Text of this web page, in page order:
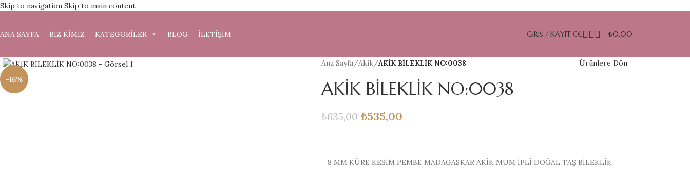
Skip to navigation Skip to main content
ANA SAYFA BİZ KİMİZ KATEGORİLER BLOG İLETİŞİM GIRIŞ / KAYIT OL ₺0,00
-16%
Ana Sayfa/Akik/AKİK BİLEKLİK NO:0038 Ürünlere Dön
AKİK BİLEKLİK NO:0038
₺635,00 ₺535,00
8 MM KÜRE KESİM PEMBE MADAGASKAR AKİK MUM İPLİ DOĞAL TAŞ BİLEKLİK